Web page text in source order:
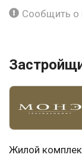
Сообщить о
Жилой